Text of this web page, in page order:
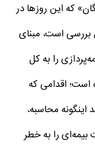
که این روزها در
است، مبنای
را به کل
داده است؛ اقدامی که
محاسبه‌،
را به خطر